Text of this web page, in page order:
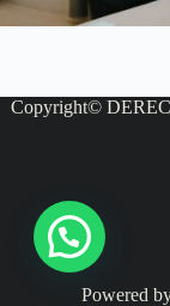
Copyright©
Powered